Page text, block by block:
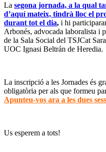
La segona jornada, a la qual
d’aquí mateix, tindrà lloc el
durant tot el dia, i hi
Arbonés, advocada laboralista i
de la Sala Social del TSJCat
UOC Ignasi Beltrán de Heredia.
La inscripció a les Jornades és
obligatòria per als que formeu
Apunteu-vos ara a les dues
Us esperem a tots!